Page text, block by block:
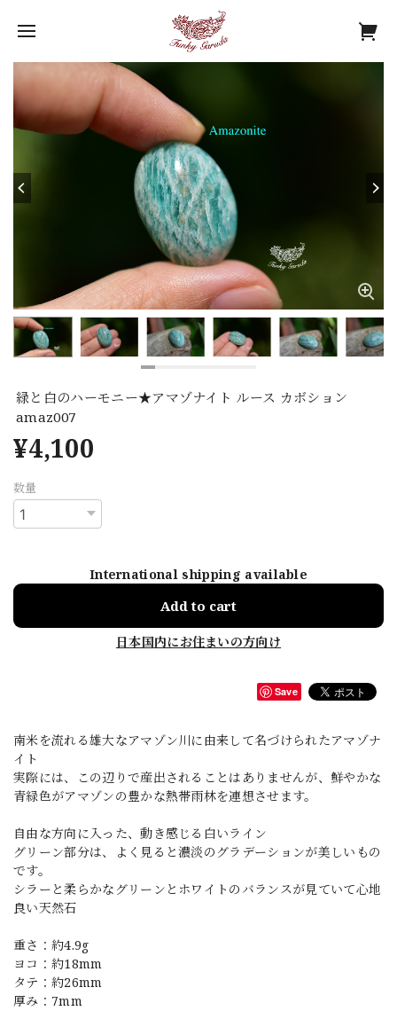
緑と白のハーモニー★アマゾナイト ルース カボション
amaz007
¥4,100
数量
International shipping available
Add to cart
日本国内にお住まいの方向け
Save
南米を流れる雄大なアマゾン川に由来して名づけられたアマゾナ
イト
実際には、この辺りで産出されることはありませんが、鮮やかな
青緑色がアマゾンの豊かな熱帯雨林を連想させます。
自由な方向に入った、動き感じる白いライン
グリーン部分は、よく見ると濃淡のグラデーションが美しいもの
です。
シラーと柔らかなグリーンとホワイトのバランスが見ていて心地
良い天然石
重さ：約4.9g
ヨコ：約18mm
タテ：約26mm
厚み：7mm